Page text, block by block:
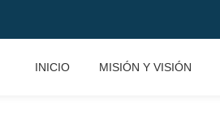
INICIO MISIÓN Y VISIÓN